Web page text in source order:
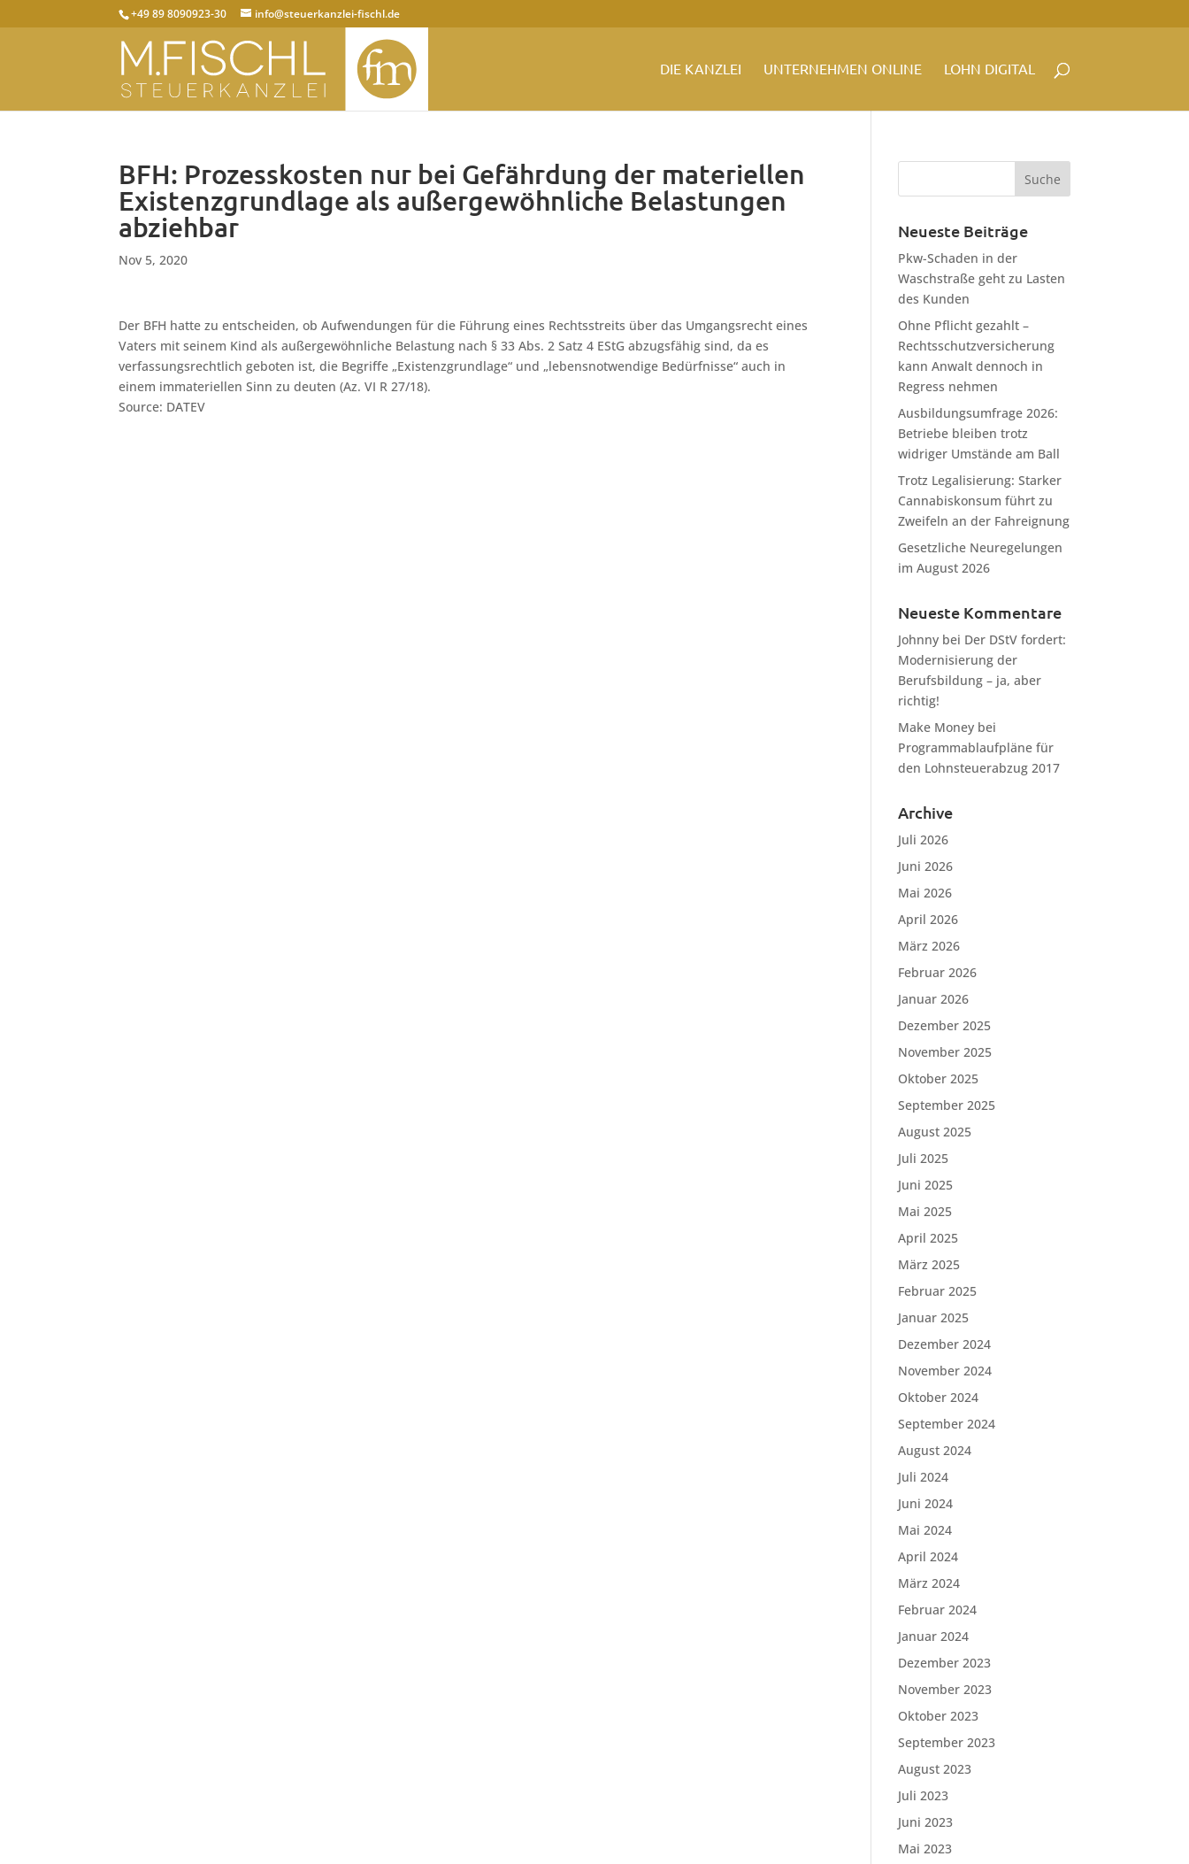
+49 89 8090923-30 info@steuerkanzlei-fischl.de
DIE KANZLEI UNTERNEHMEN ONLINE LOHN DIGITAL
BFH: Prozesskosten nur bei Gefährdung der materiellen
Existenzgrundlage als außergewöhnliche Belastungen
abziehbar
Nov 5, 2020
Der BFH hatte zu entscheiden, ob Aufwendungen für die Führung eines Rechtsstreits über das Umgangsrecht eines
Vaters mit seinem Kind als außergewöhnliche Belastung nach § 33 Abs. 2 Satz 4 EStG abzugsfähig sind, da es
verfassungsrechtlich geboten ist, die Begriffe „Existenzgrundlage“ und „lebensnotwendige Bedürfnisse“ auch in
einem immateriellen Sinn zu deuten (Az. VI R 27/18).
Source: DATEV
Neueste Beiträge
Pkw-Schaden in der
Waschstraße geht zu Lasten
des Kunden
Ohne Pflicht gezahlt –
Rechtsschutzversicherung
kann Anwalt dennoch in
Regress nehmen
Ausbildungsumfrage 2026:
Betriebe bleiben trotz
widriger Umstände am Ball
Trotz Legalisierung: Starker
Cannabiskonsum führt zu
Zweifeln an der Fahreignung
Gesetzliche Neuregelungen
im August 2026
Neueste Kommentare
Johnny bei Der DStV fordert:
Modernisierung der
Berufsbildung – ja, aber
richtig!
Make Money bei
Programmablaufpläne für
den Lohnsteuerabzug 2017
Archive
Juli 2026
Juni 2026
Mai 2026
April 2026
März 2026
Februar 2026
Januar 2026
Dezember 2025
November 2025
Oktober 2025
September 2025
August 2025
Juli 2025
Juni 2025
Mai 2025
April 2025
März 2025
Februar 2025
Januar 2025
Dezember 2024
November 2024
Oktober 2024
September 2024
August 2024
Juli 2024
Juni 2024
Mai 2024
April 2024
März 2024
Februar 2024
Januar 2024
Dezember 2023
November 2023
Oktober 2023
September 2023
August 2023
Juli 2023
Juni 2023
Mai 2023